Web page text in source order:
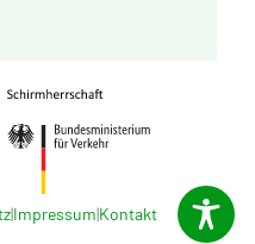
|Impressum|Kontakt